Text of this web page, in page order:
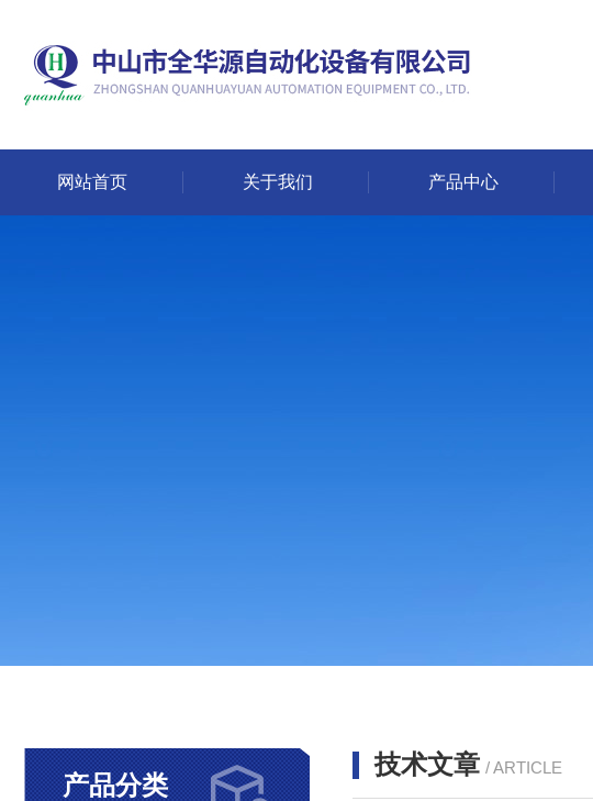
网站首页 关于我们 产品中心
产品分类
技术文章 / ARTICLE